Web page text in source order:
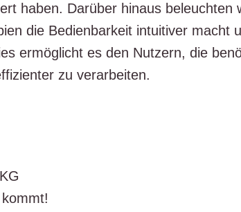
haben. Dar­über hin­aus beleuch­ten
die Bedien­bar­keit intui­ti­ver
ermög­licht es den Nut­zern, die
zu verarbeiten.